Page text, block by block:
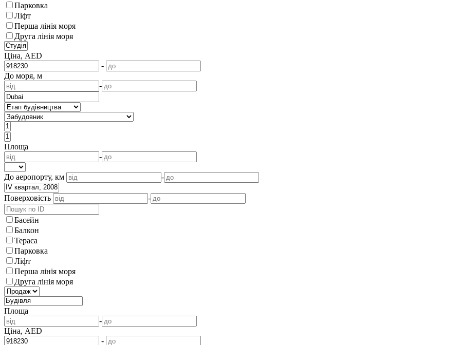
Парковка
Ліфт
Перша лінія моря
Друга лінія моря
Ціна, AED
-
До моря, м
-
Площа
-
До аеропорту, км -
Поверховість -
Басейн
Балкон
Тераса
Парковка
Ліфт
Перша лінія моря
Друга лінія моря
Площа
-
Ціна, AED
-